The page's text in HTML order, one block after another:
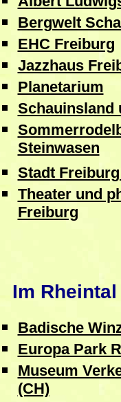
Bergwelt
EHC Freiburg
Jazzhaus
Planetarium
Schauinsland
Steinwasen
Stadt
Theater und
Freiburg
Im Rheintal
Badische
Europa Park
Museum
(CH)